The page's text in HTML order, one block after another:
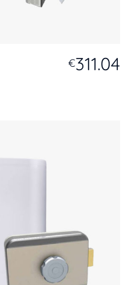
€311.04